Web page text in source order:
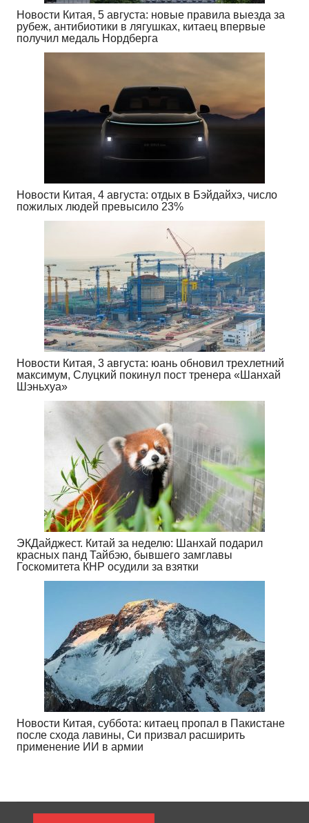
Новости Китая, 5 августа: новые правила выезда за
рубеж, антибиотики в лягушках, китаец впервые
получил медаль Нордберга
Новости Китая, 4 августа: отдых в Бэйдайхэ, число
пожилых людей превысило 23%
Новости Китая, 3 августа: юань обновил трехлетний
максимум, Слуцкий покинул пост тренера «Шанхай
Шэньхуа»
ЭКДайджест. Китай за неделю: Шанхай подарил
красных панд Тайбэю, бывшего замглавы
Госкомитета КНР осудили за взятки
Новости Китая, суббота: китаец пропал в Пакистане
после схода лавины, Си призвал расширить
применение ИИ в армии